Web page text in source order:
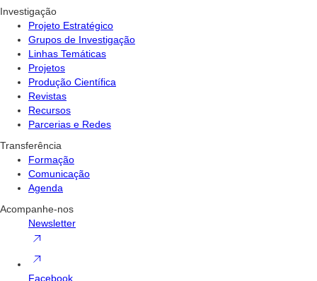
Investigação
Projeto Estratégico
Grupos de Investigação
Linhas Temáticas
Projetos
Produção Científica
Revistas
Recursos
Parcerias e Redes
Transferência
Formação
Comunicação
Agenda
Acompanhe-nos
Newsletter
Facebook